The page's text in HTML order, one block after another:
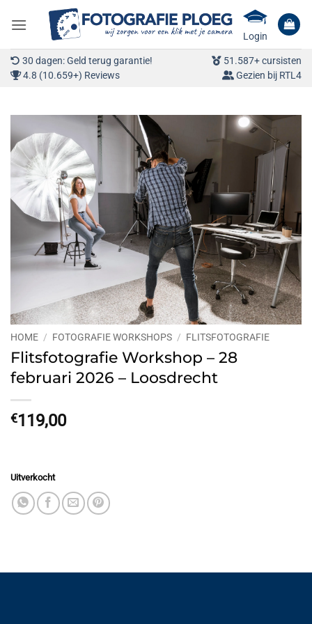
naar
Login
30 dagen: Geld terug garantie!
51.587+ cursisten
4.8 (10.659+) Reviews
Gezien bij RTL4
HOME / FOTOGRAFIE WORKSHOPS / FLITSFOTOGRAFIE
Flitsfotografie Workshop – 28
februari 2026 – Loosdrecht
€119,00
Uitverkocht